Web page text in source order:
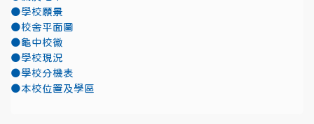
●學校願景
●校舍平面圖
●龜中校徽
●學校現況
●學校分機表
●本校位置及學區